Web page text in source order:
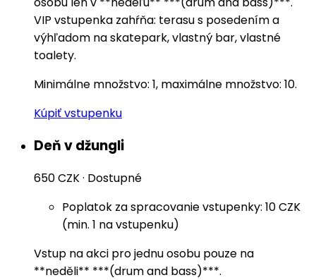
VIP vstupenka zahŕňa: terasu s posedením a
výhľadom na skatepark, vlastný bar, vlastné
toalety.
Minimálne množstvo: 1, maximálne množstvo: 10.
Kúpiť vstupenku
Deň v džungli
650 CZK· Dostupné
Poplatok za spracovanie vstupenky: 10 CZK
(min. 1 na vstupenku)
Vstup na akci pro jednu osobu pouze na
**neděli** ***(drum and bass)***.